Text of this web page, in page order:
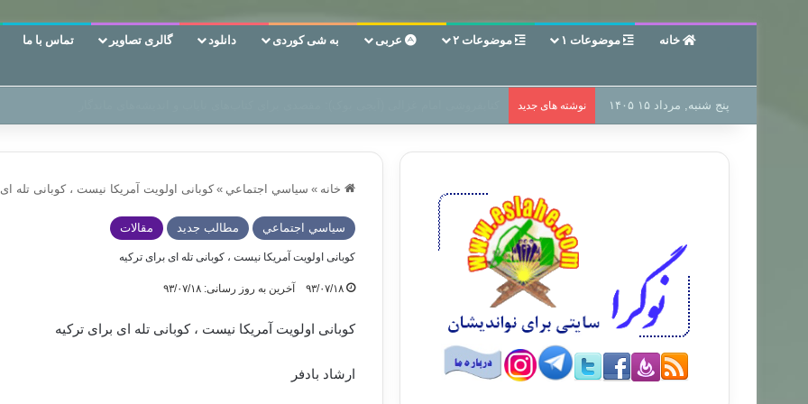
خانه موضوعات ۱ موضوعات ۲ عربی به شی کوردی دانلود گالری تصاویر تماس با ما
پنج شنبه, مرداد ۱۵ ۱۴۰۵ نوشته های جدید
خانه » سياسي اجتماعي » کوبانی اولویت آمریکا نیست ، کوبانی تله
سياسي اجتماعي مطالب جدید مقالات
کوبانی اولویت آمریکا نیست ، کوبانی تله ای برای ترکیه
۹۳/۰۷/۱۸ آخرین به روز رسانی: ۹۳/۰۷/۱۸
کوبانی اولویت آمریکا نیست ، کوبانی تله ای برای ترکیه
ارشاد بادفر